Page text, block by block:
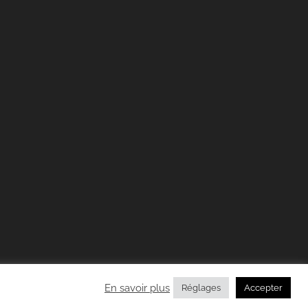
En savoir plus Réglages Accepter